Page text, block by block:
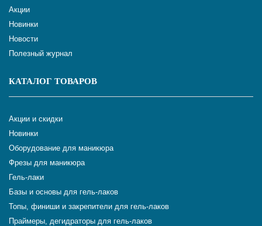
Акции
Новинки
Новости
Полезный журнал
КАТАЛОГ ТОВАРОВ
Акции и скидки
Новинки
Оборудование для маникюра
Фрезы для маникюра
Гель-лаки
Базы и основы для гель-лаков
Топы, финиши и закрепители для гель-лаков
Праймеры, дегидраторы для гель-лаков